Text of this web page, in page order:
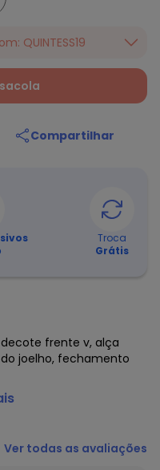
QUINTESS19
usando o cupom:
até 07/08/2026.
Compartilhar
Troca
Grátis
frente v, alça
joelho, fechamento
Ver todas as avaliações